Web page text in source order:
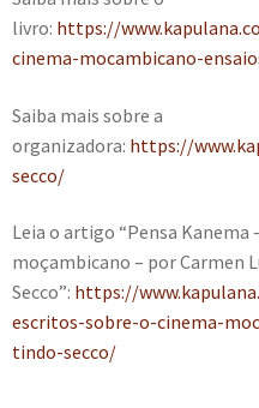
livro: https://
cinema-mocambicano-
Saiba mais sobre a
organizadora: https://
secco/
Leia o artigo “Pensa Kanema
moçambicano – por Carmen
Secco”: https://
escritos-sobre-o-cinema-
tindo-secco/